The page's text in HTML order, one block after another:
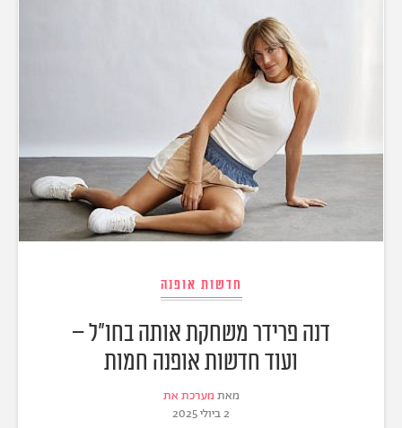
חדשות אופנה
דנה פרידר משחקת אותה בחו"ל –
ועוד חדשות אופנה חמות
מאת מערכת את
2 ביולי 2025